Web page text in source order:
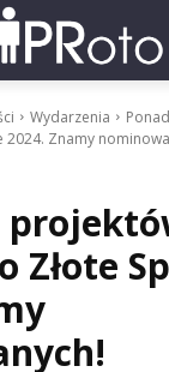
Wydarzenia
2024. Znamy
Złote